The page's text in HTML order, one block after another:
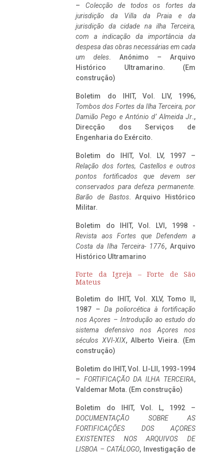
– Colecção de todos os fortes da
jurisdição da Villa da Praia e da
jurisdição da cidade na ilha Terceira,
com a indicação da importância da
despesa das obras necessárias em cada
um deles. Anónimo – Arquivo
Histórico Ultramarino. (Em
construção)
Boletim do IHIT, Vol. LIV, 1996,
Tombos dos Fortes da Ilha Terceira, por
Damião Pego e António d’ Almeida Jr.,
Direcção dos Serviços de
Engenharia do Exército.
Boletim do IHIT, Vol. LV, 1997 –
Relação dos fortes, Castellos e outros
pontos fortificados que devem ser
conservados para defeza permanente.
Barão de Bastos. Arquivo Histórico
Militar.
Boletim do IHIT, Vol. LVI, 1998 -
Revista aos Fortes que Defendem a
Costa da Ilha Terceira- 1776, Arquivo
Histórico Ultramarino
Forte da Igreja – Forte de São
Mateus
Boletim do IHIT, Vol. XLV, Tomo II,
1987 – Da poliorcética à fortificação
nos Açores – Introdução ao estudo do
sistema defensivo nos Açores nos
séculos XVI-XIX, Alberto Vieira. (Em
construção)
Boletim do IHIT, Vol. LI-LII, 1993-1994
– FORTIFICAÇÃO DA ILHA TERCEIRA,
Valdemar Mota. (Em construção)
Boletim do IHIT, Vol. L, 1992 –
DOCUMENTAÇÃO SOBRE AS
FORTIFICAÇÕES DOS AÇORES
EXISTENTES NOS ARQUIVOS DE
LISBOA – CATÁLOGO, Investigação de